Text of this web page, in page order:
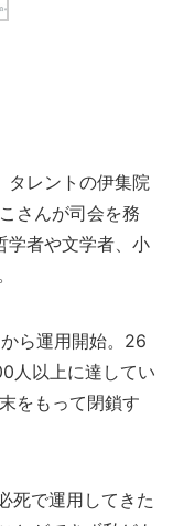
タレントの伊集院
さんが司会を務
学者や文学者、小
ら運用開始。26
人以上に達してい
をもって閉鎖す
死で運用してきた